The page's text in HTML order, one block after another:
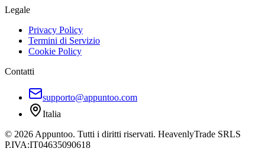
Legale
Privacy Policy
Termini di Servizio
Cookie Policy
Contatti
supporto@appuntoo.com
Italia
© 2026 Appuntoo. Tutti i diritti riservati. HeavenlyTrade SRLS
P.IVA:IT04635090618